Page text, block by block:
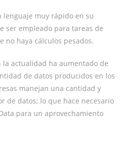
lenguaje muy rápido en su
ser empleado para tareas de
no haya cálculos pesados.
la actualidad ha aumentado de
de datos producidos en los
manejan una cantidad y
de datos; lo que hace necesario
para un aprovechamiento